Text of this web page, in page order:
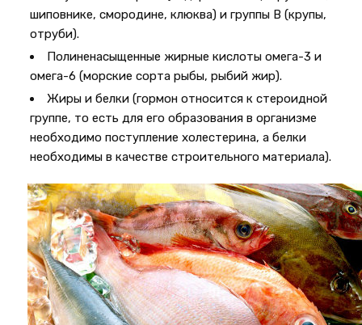
шиповнике, смородине, клюква) и группы В (крупы,
отруби).
Полиненасыщенные жирные кислоты омега-3 и
омега-6 (морские сорта рыбы, рыбий жир).
Жиры и белки (гормон относится к стероидной
группе, то есть для его образования в организме
необходимо поступление холестерина, а белки
необходимы в качестве строительного материала).